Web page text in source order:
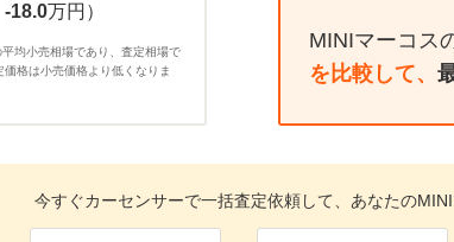
-18.0万円）
均小売相場であり、査定相場で
格は小売価格より低くなりま
MINIマーコス
を比較して、
今すぐカーセンサーで一括査定依頼して、あなたの